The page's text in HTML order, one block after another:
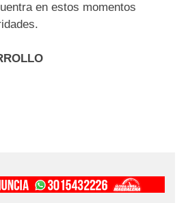
en estos momentos